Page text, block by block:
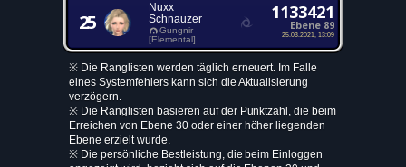
25
Nuxx
Schnauzer
Gungnir
[Elemental]
1133421
Ebene 89
25.03.2021, 13:09
※ Die Ranglisten werden täglich erneuert. Im Falle
eines Systemfehlers kann sich die Aktualisierung
verzögern.
※ Die Ranglisten basieren auf der Punktzahl, die beim
Erreichen von Ebene 30 oder einer höher liegenden
Ebene erzielt wurde.
※ Die persönliche Bestleistung, die beim Einloggen